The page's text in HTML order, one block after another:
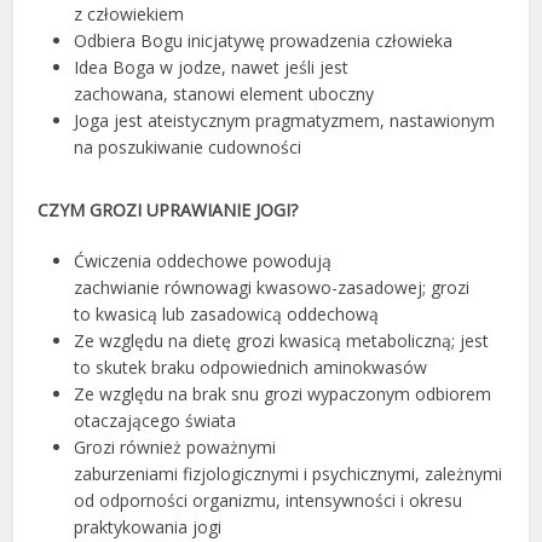
z człowiekiem
Odbiera Bogu inicjatywę prowadzenia człowieka
Idea Boga w jodze, nawet jeśli jest
zachowana, stanowi element uboczny
Joga jest ateistycznym pragmatyzmem, nastawionym
na poszukiwanie cudowności
CZYM GROZI UPRAWIANIE JOGI?
Ćwiczenia oddechowe powodują
zachwianie równowagi kwasowo-zasadowej; grozi
to kwasicą lub zasadowicą oddechową
Ze względu na dietę grozi kwasicą metaboliczną; jest
to skutek braku odpowiednich aminokwasów
Ze względu na brak snu grozi wypaczonym odbiorem
otaczającego świata
Grozi również poważnymi
zaburzeniami fizjologicznymi i psychicznymi, zależnymi
od odporności organizmu, intensywności i okresu
praktykowania jogi